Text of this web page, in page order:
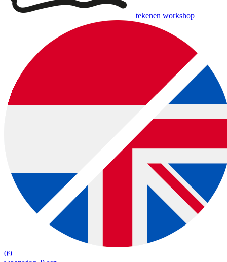
tekenen workshop
09